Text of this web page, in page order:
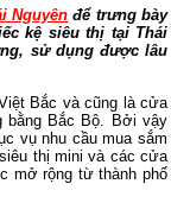
Nguyên để trưng bày
kệ siêu thị tại Thái
sử dụng được lâu
Bắc và cũng là cửa
bằng Bắc Bộ. Bởi vậy
vụ nhu cầu mua sắm
thị mini và các cửa
mở rộng từ thành phố